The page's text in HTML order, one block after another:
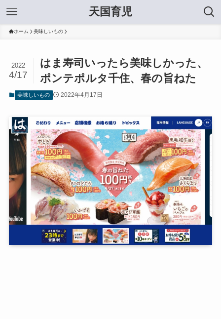
天国育児
ホーム 美味しいもの
はま寿司いったら美味しかった、
ポンテポルタ千住、春の旨ねた
2022
4/17
美味しいもの 2022年4月17日